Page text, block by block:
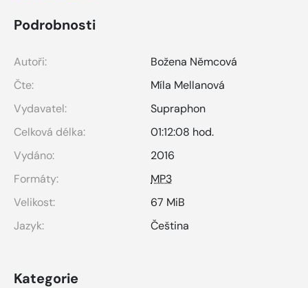
Podrobnosti
Autoři:
Božena Němcová
Čte:
Míla Mellanová
Vydavatel:
Supraphon
Celková délka:
01:12:08 hod.
Vydáno:
2016
Formáty:
MP3
Velikost:
67 MiB
Jazyk:
Čeština
Kategorie